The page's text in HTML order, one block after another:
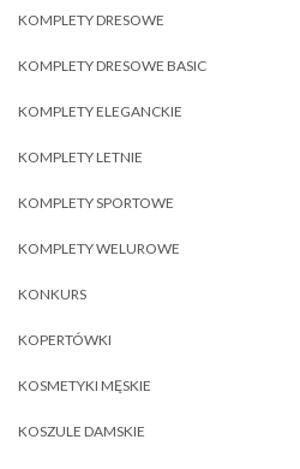
KOMPLETY DRESOWE
KOMPLETY DRESOWE BASIC
KOMPLETY ELEGANCKIE
KOMPLETY LETNIE
KOMPLETY SPORTOWE
KOMPLETY WELUROWE
KONKURS
KOPERTÓWKI
KOSMETYKI MĘSKIE
KOSZULE DAMSKIE